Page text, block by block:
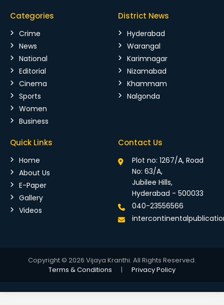
Categories
Crime
News
National
Editorial
Cinema
Sports
Women
Business
District News
Hyderabad
Warangal
Karimnagar
Nizamabad
Khammam
Nalgonda
Quick Links
Home
About Us
E-Paper
Gallery
Videos
Contact Us
Plot no: 1267/A, Road
No: 63/A,
Jubilee Hills,
Hyderabad - 500033
040-23556566
Copyright © 2026 Vijaya Kranthi. All Rights Reserved.
Terms & Conditions
| Privacy Policy